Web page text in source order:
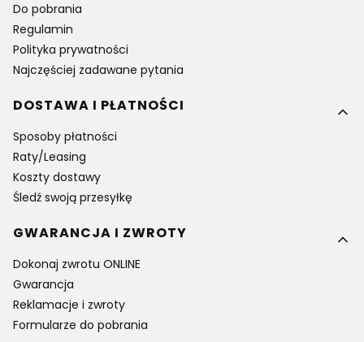
Do pobrania
Regulamin
Polityka prywatności
Najczęściej zadawane pytania
DOSTAWA I PŁATNOŚCI
Sposoby płatności
Raty/Leasing
Koszty dostawy
Śledź swoją przesyłkę
GWARANCJA I ZWROTY
Dokonaj zwrotu ONLINE
Gwarancja
Reklamacje i zwroty
Formularze do pobrania